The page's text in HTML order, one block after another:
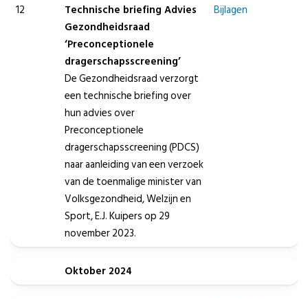
12
Technische briefing Advies
Gezondheidsraad
‘Preconceptionele
dragerschapsscreening’
De Gezondheidsraad verzorgt
een technische briefing over
hun advies over
Preconceptionele
dragerschapsscreening (PDCS)
naar aanleiding van een verzoek
van de toenmalige minister van
Volksgezondheid, Welzijn en
Sport, E.J. Kuipers op 29
november 2023.
Bijlagen
Oktober 2024